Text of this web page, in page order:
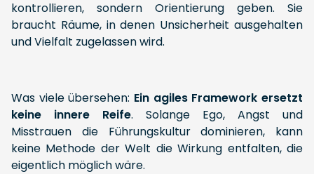
kontrollieren, sondern Orientierung geben. Sie
braucht Räume, in denen Unsicherheit ausgehalten
und Vielfalt zugelassen wird.
Was viele übersehen: Ein agiles Framework ersetzt
keine innere Reife. Solange Ego, Angst und
Misstrauen die Führungskultur dominieren, kann
keine Methode der Welt die Wirkung entfalten, die
eigentlich möglich wäre.